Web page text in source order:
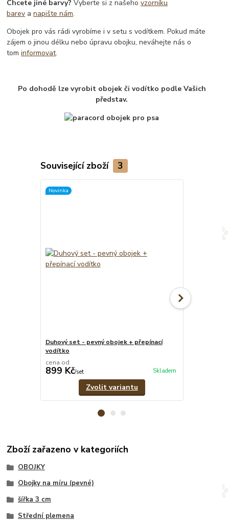
Chcete jiné barvy? Vyberte si z našehovzorníku
barev anapište nám.
Obojek pro vás rádi vyrobíme i v setu s vodítkem. Pokud máte
zájem o jinou délku nebo úpravu obojku, neváhejte nás o
tominformovat.
Po dohodě lze vyrobit obojek či vodítko podle Vašich
představ.
Související zboží 3
Novinka
Duhový set - pevný obojek + přepínací
vodítko
cena od
899 Kč/set Skladem
Zvolit variantu
Zboží zařazeno v kategoriích
OBOJKY
Obojky na míru (pevné)
šířka 3 cm
Střední plemena